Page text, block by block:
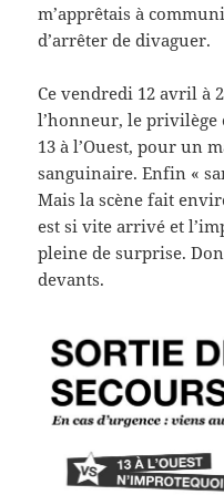
m’apprêtais à
d’arrêter de divaguer.
Ce vendredi 12 avril à
l’honneur, le privilège
13 à l’Ouest, pour un
sanguinaire. Enfin «
Mais la scène fait
est si vite arrivé et
pleine de surprise.
devants.